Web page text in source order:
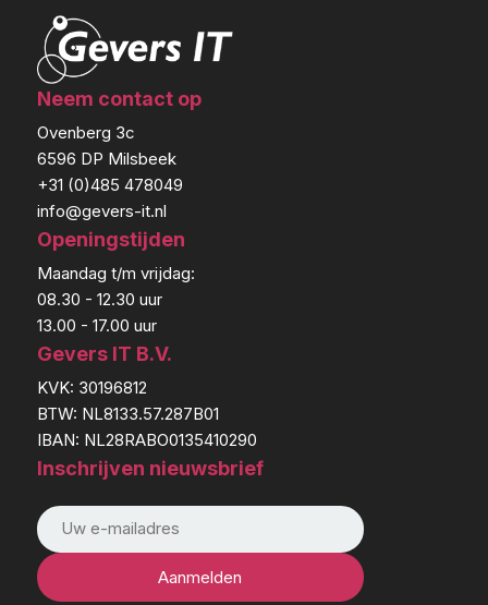
Neem contact op
Ovenberg 3c
6596 DP Milsbeek
+31 (0)485 478049
info@gevers-it.nl
Openingstijden
Maandag t/m vrijdag:
08.30 - 12.30 uur
13.00 - 17.00 uur
Gevers IT B.V.
KVK: 30196812
BTW: NL8133.57.287B01
IBAN: NL28RABO0135410290
Inschrijven nieuwsbrief